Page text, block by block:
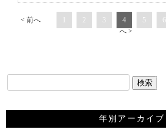
< 前へ 2 3 4 5 6
へ >
年別アーカイブ